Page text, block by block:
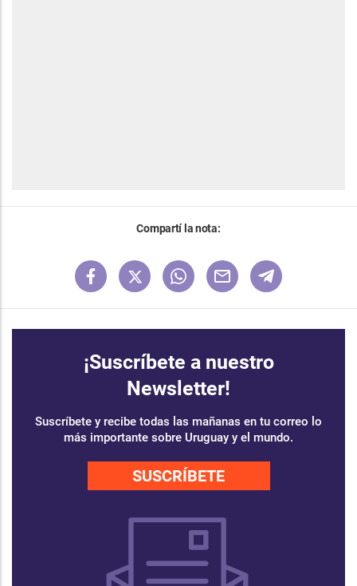
Compartí la nota:
¡Suscríbete a nuestro
Newsletter!
Suscríbete y recibe todas las mañanas en tu correo lo
más importante sobre Uruguay y el mundo.
SUSCRÍBETE